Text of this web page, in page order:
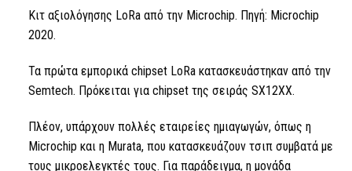
Κιτ αξιολόγησης LoRaαπό την Microchip. Πηγή: Microchip
2020.
Τα πρώτα εμπορικά chipset LoRaκατασκευάστηκαν από την
Semtech. Πρόκειται για chipset της σειράς SX12XX.
Πλέον, υπάρχουν πολλές εταιρείες ημιαγωγών, όπως η
Microchip και η Murata, που κατασκευάζουν τσιπ συμβατά με
τους μικροελεγκτές τους. Για παράδειγμα, η μονάδα